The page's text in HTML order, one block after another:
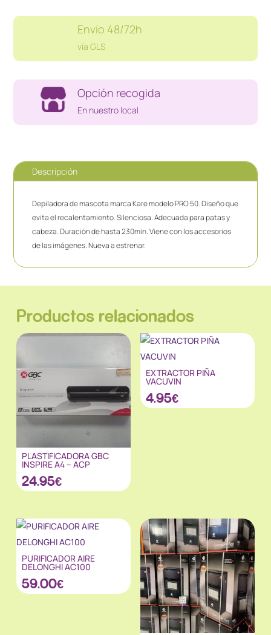
Envío 48/72h
vía GLS
Opción recogida
En nuestro local
Descripción
Depiladora de mascota marca Kare modelo PRO 50. Diseño que
evita el recalentamiento. Silenciosa. Adecuada para patas y
cabeza. Duración de hasta 230min. Viene con los accesorios
de las imágenes. Nueva a estrenar.
Productos relacionados
PLASTIFICADORA GBC
INSPIRE A4 – ACP
24.95€
EXTRACTOR PIÑA
VACUVIN
4.95€
PURIFICADOR AIRE
DELONGHI AC100
59.00€